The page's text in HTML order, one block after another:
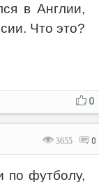
в Англии,
Что это?
0
3655 0
по футболу,